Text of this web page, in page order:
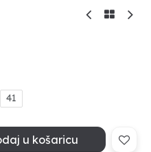
41
u košaricu